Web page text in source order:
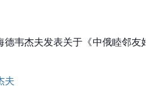
韦杰夫发表关于《中俄睦邻
夫